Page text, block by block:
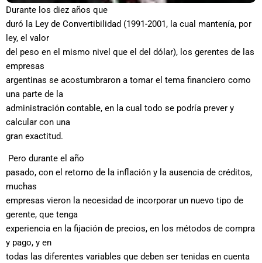
Durante los diez años que
duró la Ley de Convertibilidad (1991-2001, la cual mantenía, por
ley, el valor
del peso en el mismo nivel que el del dólar), los gerentes de las
empresas
argentinas se acostumbraron a tomar el tema financiero como
una parte de la
administración contable, en la cual todo se podría prever y
calcular con una
gran exactitud.
Pero durante el año
pasado, con el retorno de la inflación y la ausencia de créditos,
muchas
empresas vieron la necesidad de incorporar un nuevo tipo de
gerente, que tenga
experiencia en la fijación de precios, en los métodos de compra
y pago, y en
todas las diferentes variables que deben ser tenidas en cuenta